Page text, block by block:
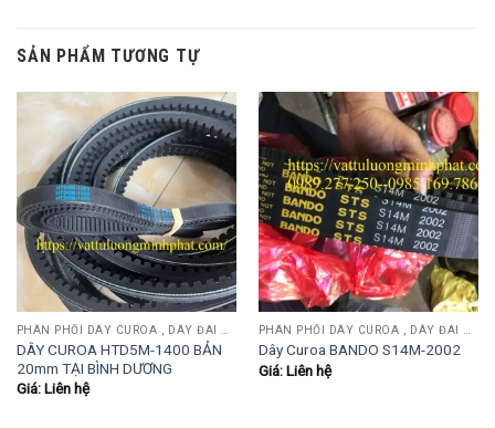
SẢN PHẨM TƯƠNG TỰ
DÂY CUROA HTD5M-1400 BẢN
20mm TẠI BÌNH DƯƠNG
Giá: Liên hệ
Dây Curoa BANDO S14M-2002
Giá: Liên hệ